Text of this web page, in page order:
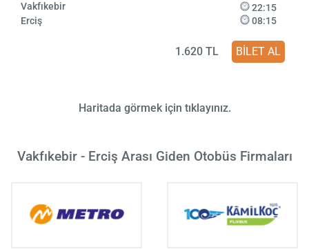
Vakfıkebir
Erciş
22:15
08:15
1.620 TL BİLET AL
Haritada görmek için tıklayınız.
Vakfıkebir - Erciş Arası Giden Otobüs Firmaları